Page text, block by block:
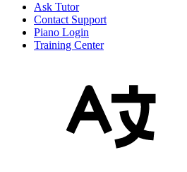
Ask Tutor
Contact Support
Piano Login
Training Center